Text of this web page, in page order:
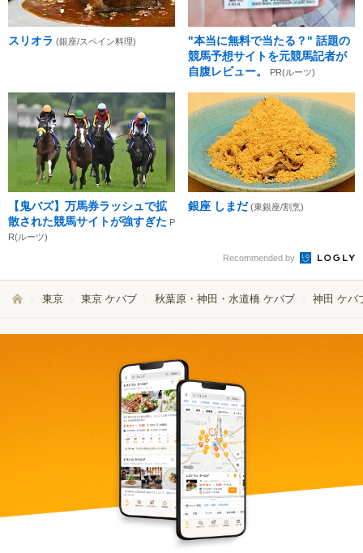
スリオラ (銀座/スペイン料理)
"本当に無料で当たる？" 話題の
競馬予想サイトを元競馬記者が
自腹レビュー。
PR(ルーツ)
【鬼バズ】万馬券ラッシュで拡
散された競馬サイトが強すぎた P
R(ルーツ)
銀座 しまだ (東銀座/割烹)
Recommended by
東京 東京 ケバブ 秋葉原・神田・水道橋 ケバブ 神田 ケバ